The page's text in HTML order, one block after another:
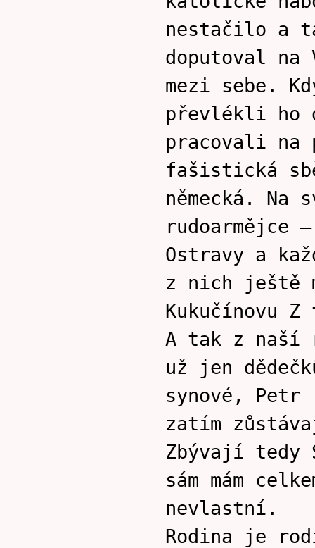
nestačilo a
doputoval
mezi sebe.
převlékli ho
pracovali na
fašistická
německá. Na
rudoarmějce
Ostravy a
z nich ještě
Kukučínovu
A tak z naší
už jen
synové, Petr
zatím
Zbývají tedy
sám mám
nevlastní.
Rodina je